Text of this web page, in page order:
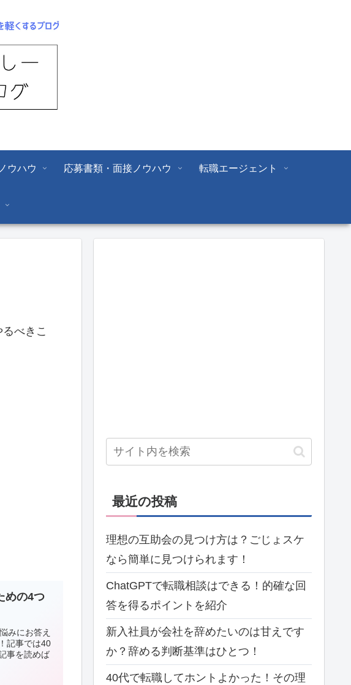
ウハウ 応募書類・面接ノウハウ 転職エージェント
べきこ
めの4つ
みにお答え
記事では40
事を読めば
最近の投稿
理想の互助会の見つけ方は？ごじょスケ
なら簡単に見つけられます！
ChatGPTで転職相談はできる！的確な回
答を得るポイントを紹介
新入社員が会社を辞めたいのは甘えです
か？辞める判断基準はひとつ！
40代で転職してホントよかった！その理